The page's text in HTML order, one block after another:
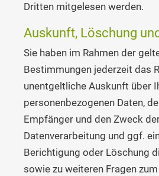
Dritten mitgelesen werden.
Auskunft, Löschung
Sie haben im Rahmen der
Bestimmungen jederzeit das
unentgeltliche Auskunft über
personenbezogenen Daten,
Empfänger und den Zweck
Datenverarbeitung und ggf.
Berichtigung oder Löschung
sowie zu weiteren Fragen